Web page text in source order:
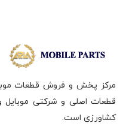
مرکز پخش و فروش قطعات
قطعات اصلی و شرکتی موبایل
کشاورزی است.